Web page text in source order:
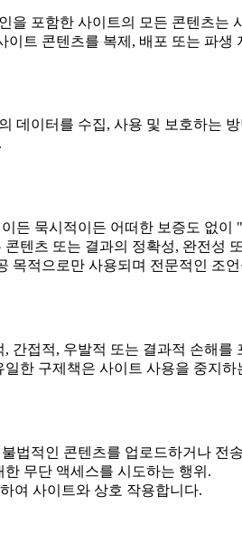
을 포함한 사이트의 모든 콘텐츠
이트 콘텐츠를 복제, 배포 또는 파생
데이터를 수집, 사용 및 보호하는
든 묵시적이든 어떠한 보증도 없
텐츠 또는 결과의 정확성, 완전성
목적으로만 사용되며 전문적인 조
간접적, 우발적 또는 결과적 손해
한 구제책은 사이트 사용을 중지하
법적인 콘텐츠를 업로드하거나 전
무단 액세스를 시도하는 행위.
여 사이트와 상호 작용합니다.